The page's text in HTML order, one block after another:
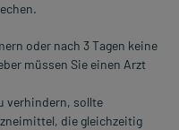
oder nach 3 Tagen keine
müssen Sie einen Arzt
verhindern, sollte
die gleichzeitig